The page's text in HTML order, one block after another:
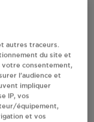
gaz
autres traceurs.
du site et
votre consentement,
l’audience et
impliquer
IP, vos
équipement,
et vos